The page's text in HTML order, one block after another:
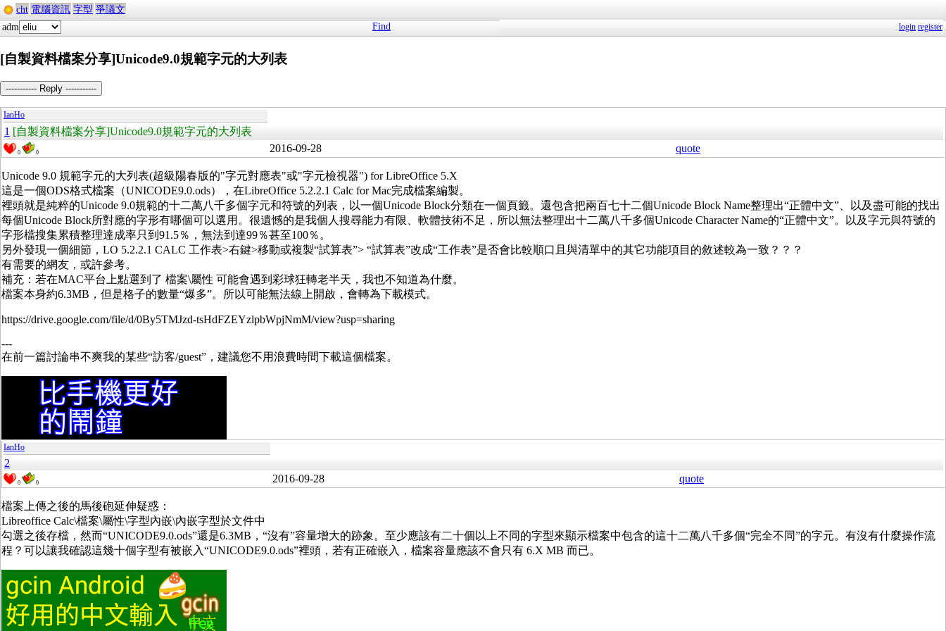
cht 電腦資訊 字型 爭議文
adm
Find login register
[自製資料檔案分享]Unicode9.0規範字元的大列表
----------- Reply -----------
IanHo
1 [自製資料檔案分享]Unicode9.0規範字元的大列表
0 0 2016-09-28 quote
Unicode 9.0 規範字元的大列表(超級陽春版的"字元對應表"或"字元檢視器") for LibreOffice 5.X
這是一個ODS格式檔案（UNICODE9.0.ods），在LibreOffice 5.2.2.1 Calc for Mac完成檔案編製。
裡頭就是純粹的Unicode 9.0規範的十二萬八千多個字元和符號的列表，以一個Unicode Block分類在一個頁籤。還包含把兩百七十二個Unicode Block Name整理出“正體中文”、以及盡可能的找出
每個Unicode Block所對應的字形有哪個可以選用。很遺憾的是我個人搜尋能力有限、軟體技術不足，所以無法整理出十二萬八千多個Unicode Character Name的“正體中文”。以及字元與符號的
字形檔搜集累積整理達成率只到91.5％，無法到達99％甚至100％。
另外發現一個細節，LO 5.2.2.1 CALC 工作表>右鍵>移動或複製“試算表”> “試算表”改成“工作表”是否會比較順口且與清單中的其它功能項目的敘述較為一致？？？
有需要的網友，或許參考。
補充：若在MAC平台上點選到了 檔案\屬性 可能會遇到彩球狂轉老半天，我也不知道為什麼。
檔案本身約6.3MB，但是格子的數量“爆多”。所以可能無法線上開啟，會轉為下載模式。
https://drive.google.com/file/d/0By5TMJzd-tsHdFZEYzlpbWpjNmM/view?usp=sharing
---
在前一篇討論串不爽我的某些“訪客/guest”，建議您不用浪費時間下載這個檔案。
IanHo
2
0 0 2016-09-28 quote
檔案上傳之後的馬後砲延伸疑惑：
Libreoffice Calc\檔案\屬性\字型內嵌\內嵌字型於文件中
勾選之後存檔，然而“UNICODE9.0.ods”還是6.3MB，“沒有”容量增大的跡象。至少應該有二十個以上不同的字型來顯示檔案中包含的這十二萬八千多個“完全不同”的字元。有沒有什麼操作流
程？可以讓我確認這幾十個字型有被嵌入“UNICODE9.0.ods”裡頭，若有正確嵌入，檔案容量應該不會只有 6.X MB 而已。